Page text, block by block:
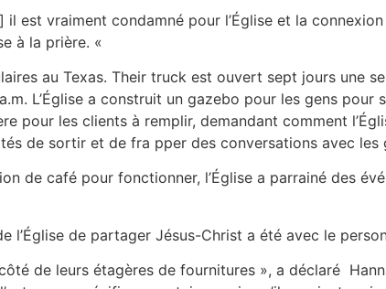
vraiment condamné pour l’Église et la connexion
à la prière. «
au Texas. Their truck est ouvert sept jours une
L’Église a construit un gazebo pour les gens pour
pour les clients à remplir, demandant comment
de sortir et de fra pper des conversations avec les
de café pour fonctionner, l’Église a parrainé des
l’Église de partager Jésus-Christ a été avec le
de leurs étagères de fournitures », a déclaré